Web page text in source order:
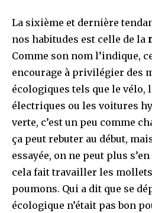
La sixième et dernière
nos habitudes est celle de la
Comme son nom l’indique,
encourage à privilégier des
écologiques tels que le vélo,
électriques ou les voitures
verte, c’est un peu comme
ça peut rebuter au début,
essayée, on ne peut plus
cela fait travailler les
poumons. Qui a dit que se
écologique n’était pas bon